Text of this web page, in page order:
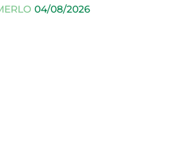
04/08/2026